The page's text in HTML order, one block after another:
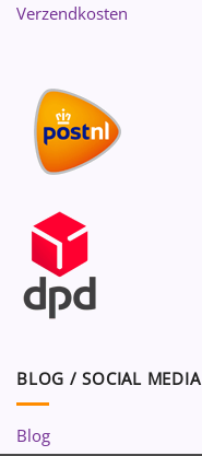
Verzendkosten
BLOG / SOCIAL MEDIA
Blog